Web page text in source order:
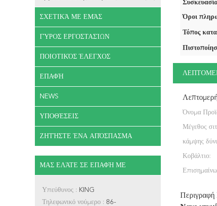
ΣΧΕΤΙΚΆ ΜΕ ΕΜΆΣ
ΓΎΡΟΣ ΕΡΓΟΣΤΑΣΊΩΝ
ΠΟΙΟΤΙΚΌΣ ΈΛΕΓΧΟΣ
ΕΠΑΦΉ
NEWS
ΥΠΟΘΈΣΕΙΣ
ΖΗΤΉΣΤΕ ΈΝΑ ΑΠΌΣΠΑΣΜΑ
ΜΑΣ ΕΛΆΤΕ ΣΕ ΕΠΑΦΉ ΜΕ
Υπεύθυνος : KING
Τηλεφωνικό νούμερο : 86-
Όροι
Τόπος
Όνομα
Μέγεθος
κάμψης
Κοβάλτιο:
Περιγραφή